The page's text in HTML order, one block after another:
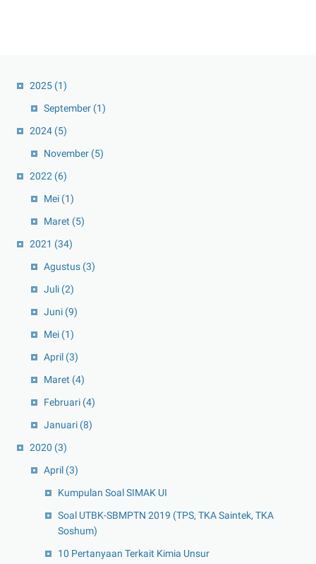
2025 (1)
September (1)
2024 (5)
November (5)
2022 (6)
Mei (1)
Maret (5)
2021 (34)
Agustus (3)
Juli (2)
Juni (9)
Mei (1)
April (3)
Maret (4)
Februari (4)
Januari (8)
2020 (3)
April (3)
Kumpulan Soal SIMAK UI
Soal UTBK-SBMPTN 2019 (TPS, TKA Saintek, TKA
Soshum)
10 Pertanyaan Terkait Kimia Unsur